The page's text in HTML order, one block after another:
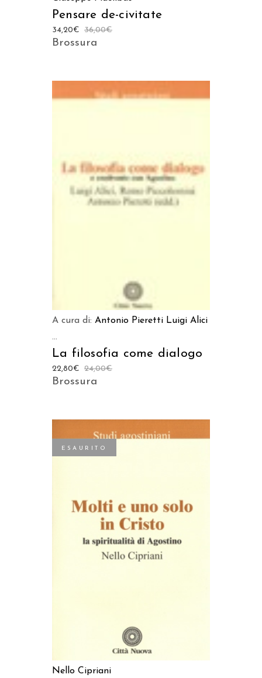
Pensare de-civitate
36,00€
34,20€
Brossura
AGGIUNGI AL CARRELLO
A cura di: Antonio Pieretti Luigi Alici
...
La filosofia come dialogo
24,00€
22,80€
Brossura
ESAURITO
LEGGI TUTTO
Nello Cipriani